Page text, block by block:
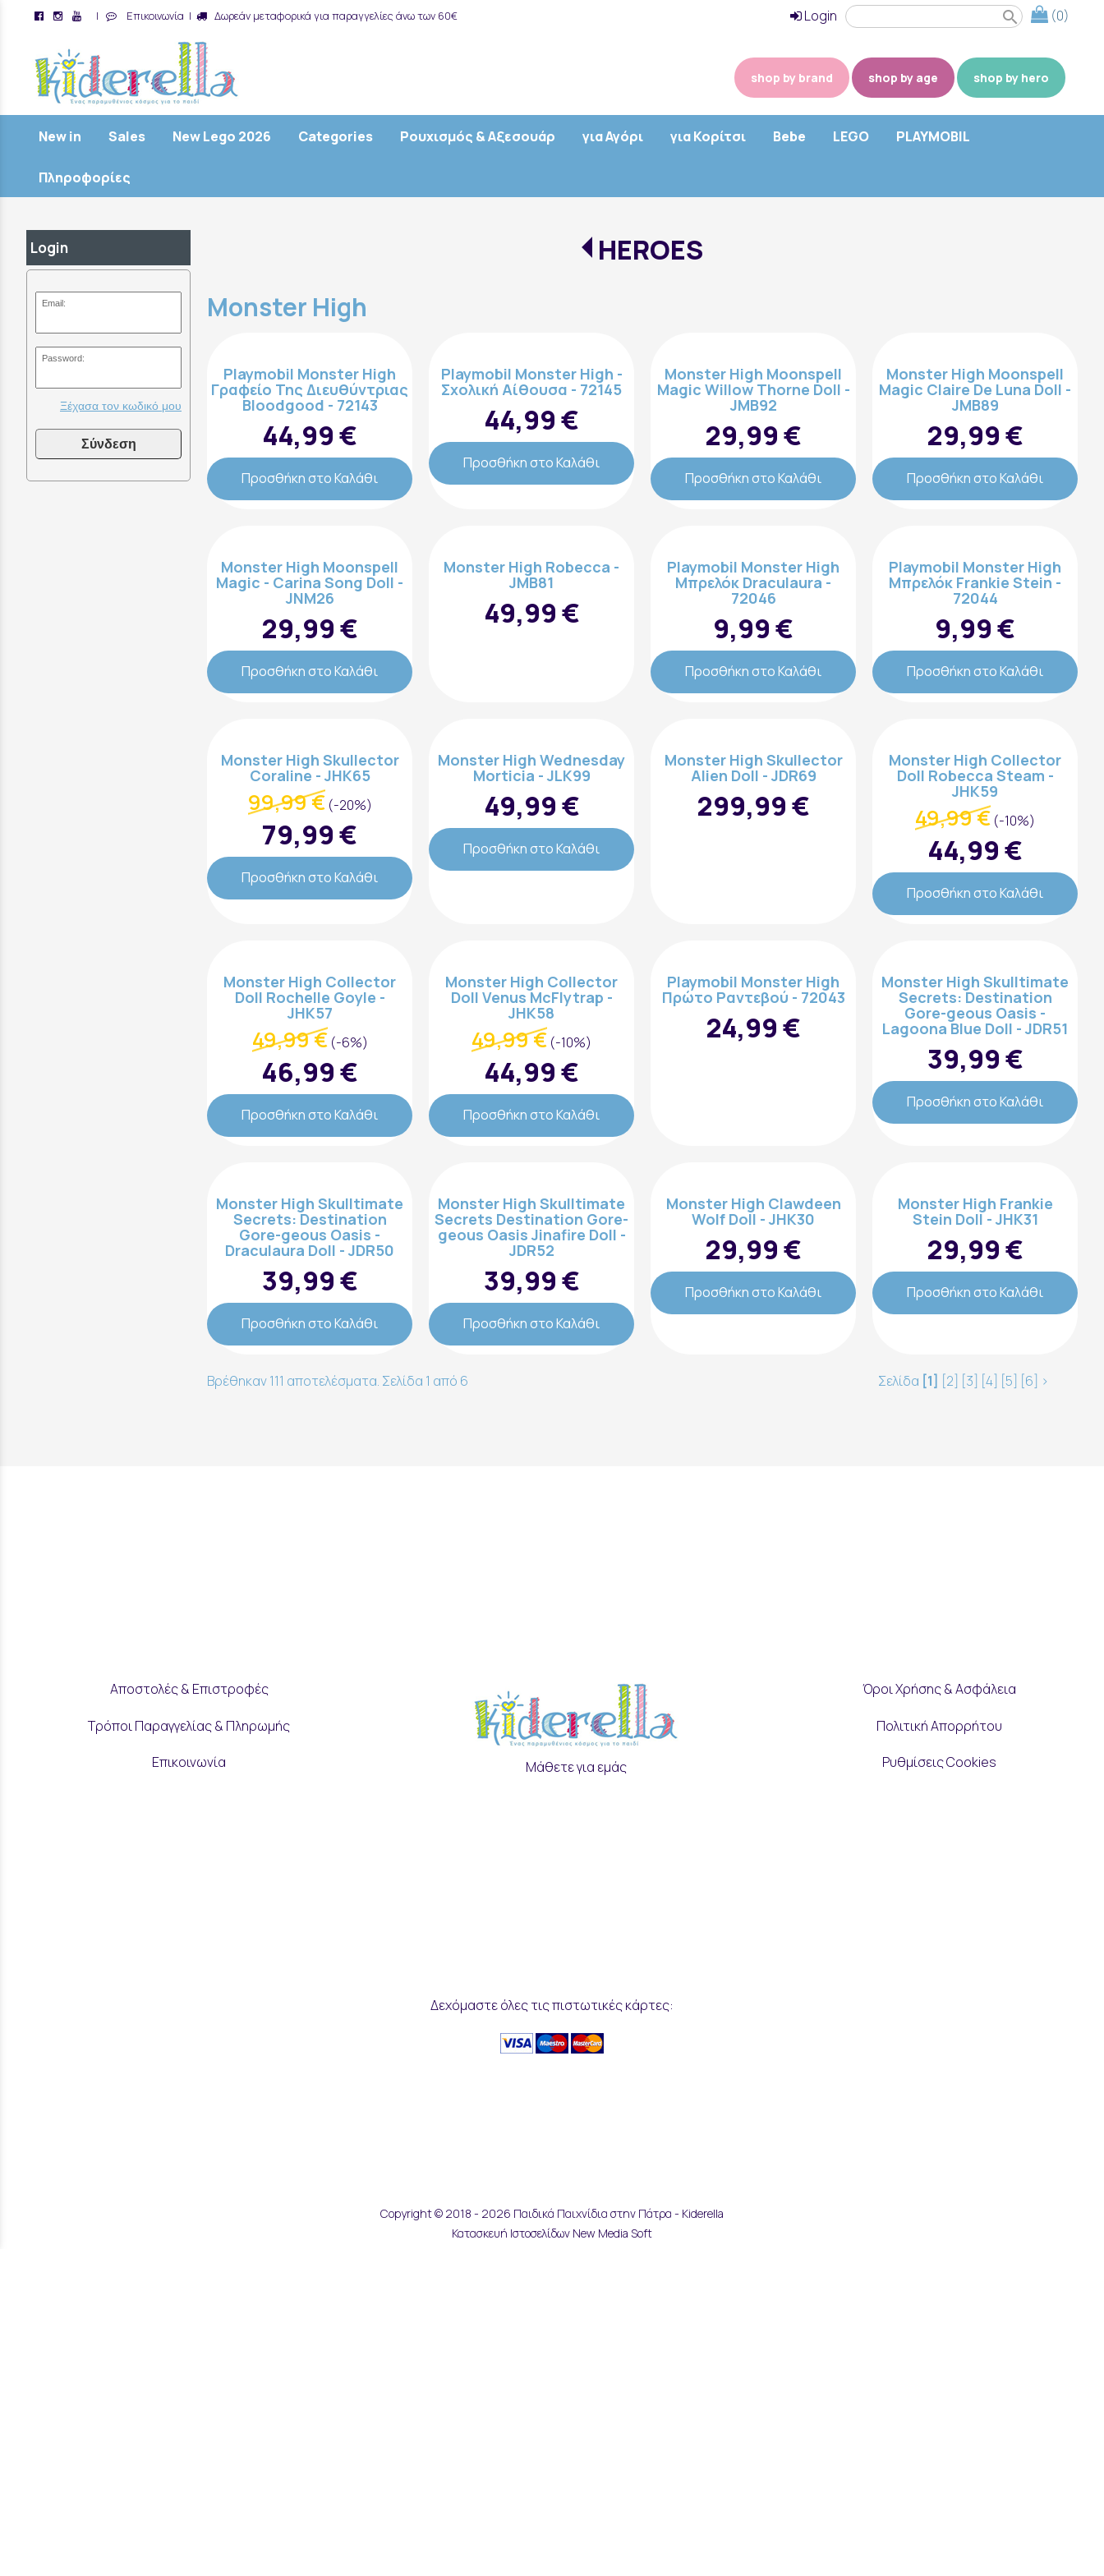
| Επικοινωνία | Δωρεάν μεταφορικά για παραγγελίες άνω των 60€ (0)
search
Login
shop by brand shop by age shop by hero
New in Sales New Lego 2026 Categories Ρουχισμός & Αξεσουάρ για Αγόρι για Κορίτσι Bebe LEGO PLAYMOBIL
Πληροφορίες
Login
Email:
Password:
Ξέχασα τον κωδικό μου
Σύνδεση
HEROES
Monster High
Playmobil Monster High
Γραφείο Της Διευθύντριας
Bloodgood - 72143
44,99 €
Προσθήκη στο Καλάθι
Playmobil Monster High -
Σχολική Αίθουσα - 72145
44,99 €
Προσθήκη στο Καλάθι
Monster High Moonspell
Magic Willow Thorne Doll -
JMB92
29,99 €
Προσθήκη στο Καλάθι
Monster High Moonspell
Magic Claire De Luna Doll -
JMB89
29,99 €
Προσθήκη στο Καλάθι
Monster High Moonspell
Magic - Carina Song Doll -
JNM26
29,99 €
Προσθήκη στο Καλάθι
Monster High Robecca -
JMB81
49,99 €
Playmobil Monster High
Μπρελόκ Draculaura -
72046
9,99 €
Προσθήκη στο Καλάθι
Playmobil Monster High
Μπρελόκ Frankie Stein -
72044
9,99 €
Προσθήκη στο Καλάθι
Monster High Skullector
Coraline - JHK65
99,99 € (-20%)
79,99 €
Προσθήκη στο Καλάθι
Monster High Wednesday
Morticia - JLK99
49,99 €
Προσθήκη στο Καλάθι
Monster High Skullector
Alien Doll - JDR69
299,99 €
Monster High Collector
Doll Robecca Steam -
JHK59
49,99 € (-10%)
44,99 €
Προσθήκη στο Καλάθι
Monster High Collector
Doll Rochelle Goyle -
JHK57
49,99 € (-6%)
46,99 €
Προσθήκη στο Καλάθι
Monster High Collector
Doll Venus McFlytrap -
JHK58
49,99 € (-10%)
44,99 €
Προσθήκη στο Καλάθι
Playmobil Monster High
Πρώτο Ραντεβού - 72043
24,99 €
Monster High Skulltimate
Secrets: Destination
Gore-geous Oasis -
Lagoona Blue Doll - JDR51
39,99 €
Προσθήκη στο Καλάθι
Monster High Skulltimate
Secrets: Destination
Gore-geous Oasis -
Draculaura Doll - JDR50
39,99 €
Προσθήκη στο Καλάθι
Monster High Skulltimate
Secrets Destination Gore-
geous Oasis Jinafire Doll -
JDR52
39,99 €
Προσθήκη στο Καλάθι
Monster High Clawdeen
Wolf Doll - JHK30
29,99 €
Προσθήκη στο Καλάθι
Monster High Frankie
Stein Doll - JHK31
29,99 €
Προσθήκη στο Καλάθι
Βρέθηκαν 111 αποτελέσματα. Σελίδα 1 από 6 Σελίδα [1] [2] [3] [4] [5] [6] >
Επικοινωνήστε μαζί μας:
Εγγραφή στο Newsletter
εγγραφή
Αποστολές & Επιστροφές
Τρόποι Παραγγελίας & Πληρωμής
Επικοινωνία Μάθετε για εμάς
Όροι Χρήσης & Ασφάλεια
Πολιτική Απορρήτου
Ρυθμίσεις Cookies
Δεχόμαστε όλες τις πιστωτικές κάρτες:
Copyright © 2018 - 2026 Παιδικά Παιχνίδια στην Πάτρα - Kiderella
Κατασκευή Ιστοσελίδων New Media Soft